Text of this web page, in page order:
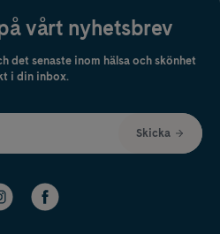
vårt nyhetsbrev
det senaste inom hälsa och skönhet
i din inbox.
Skicka